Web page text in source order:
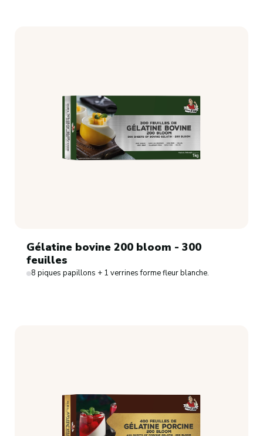
Gélatine bovine 200 bloom - 300
feuilles
8 piques papillons + 1 verrines forme fleur blanche.